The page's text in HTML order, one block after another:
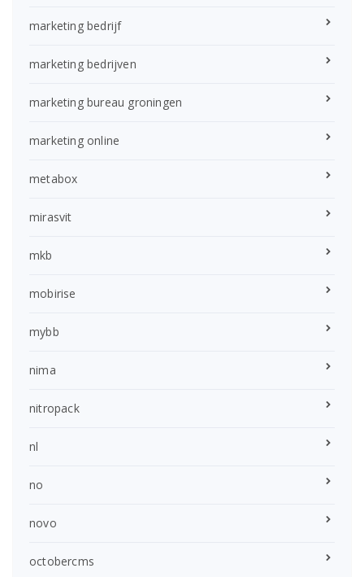
marketing bedrijf
marketing bedrijven
marketing bureau groningen
marketing online
metabox
mirasvit
mkb
mobirise
mybb
nima
nitropack
nl
no
novo
octobercms